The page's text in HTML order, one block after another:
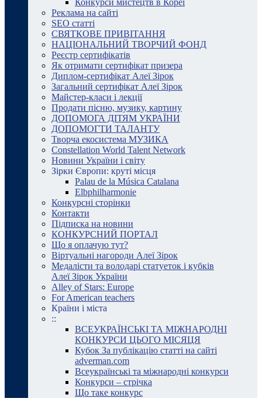
Конкурси мистецтв в Кореї
Реклама на сайті
SEO статті
СВЯТКОВЕ ПРИВІТАННЯ
НАЦІОНАЛЬНИЙ ТВОРЧИЙ ФОНД
Реєстр сертифікатів
Як отримати сертифікат призера
Диплом-сертифікат Алеї Зірок
Загальний сертифікат Алеї Зірок
Майстер-класи і лекції
Продати пісню, музику, картину
ДОПОМОГА ДІТЯМ УКРАЇНИ
ДОПОМОГТИ ТАЛАНТУ
Творча екосистема МУЗИКА
Constellation World Talent Network
Новини України і світу
Зірки Європи: круті місця
Palau de la Música Catalana
Elbphilharmonie
Конкурсні сторінки
Контакти
Підписка на новини
КОНКУРСНИЙ ПОРТАЛ
Що я оплачую тут?
Віртуальні нагороди Алеї Зірок
Медалісти та володарі статуеток і кубків
Алеї Зірок України
Alley of Stars: Europe
For American teachers
Країни і міста
::
ВСЕУКРАЇНСЬКІ ТА МІЖНАРОДНІ
КОНКУРСИ ЦЬОГО МІСЯЦЯ
Кубок За публікацію статті на сайті
adverman.com
Всеукраїнські та міжнародні конкурси
Конкурси – стрічка
Що таке конкурс